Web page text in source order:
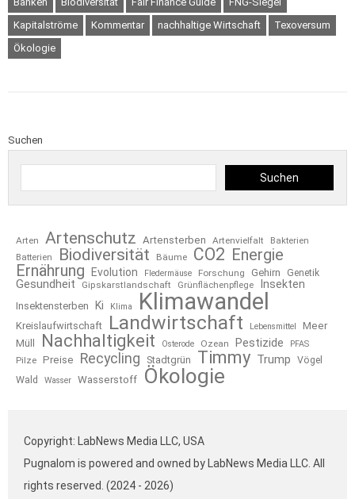
Kapitalströme
Kommentar nachhaltige Wirtschaft
Texoversum
Ökologie
Suchen
Suchen
Arten Artenschutz Artensterben Artenvielfalt
Bakterien
Batterien
Biodiversität Bäume CO2 Energie
Ernährung
Evolution Fledermäuse Forschung Gehirn Genetik
Gesundheit Gipskarstlandschaft Grünflächenpflege Insekten
Insektensterben Ki Klima Klimawandel
Kreislaufwirtschaft Landwirtschaft Lebensmittel
Meer
Müll
Nachhaltigkeit Osterode Ozean Pestizide PFAS
Pilze Preise Recycling Stadtgrün Timmy Trump
Vögel
Wald
Wasser Wasserstoff Ökologie
Copyright: LabNews Media LLC, USA
Pugnalom is powered and owned by LabNews Media LLC. All
rights reserved. (2024 - 2026)